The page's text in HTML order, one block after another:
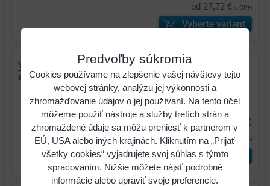
od 27,72 € s DPH
Vyberte variant
Výstružník ručný, HSS, DIN 206/B, PROFI
Od rozmeru 2,00 mm
Kód:32781
od 10,13 €
od 12,46 €s DPH
Vyberte variant
Predvoľby súkromia
Cookies používame na zlepšenie vašej návštevy tejto
webovej stránky, analýzu jej výkonnosti a
zhromažďovanie údajov o jej používaní. Na tento účel
môžeme použiť nástroje a služby tretích strán a
zhromaždené údaje sa môžu preniesť k partnerom v
EÚ, USA alebo iných krajinách. Kliknutím na „Prijať
všetky cookies“ vyjadrujete svoj súhlas s týmto
spracovaním. Nižšie môžete nájsť podrobné
informácie alebo upraviť svoje preferencie.